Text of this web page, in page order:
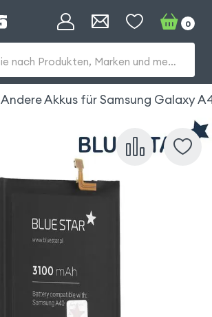
Suchen Sie nach Produkten, Marken und mehr...
0
Andere Akkus für Samsung Galaxy